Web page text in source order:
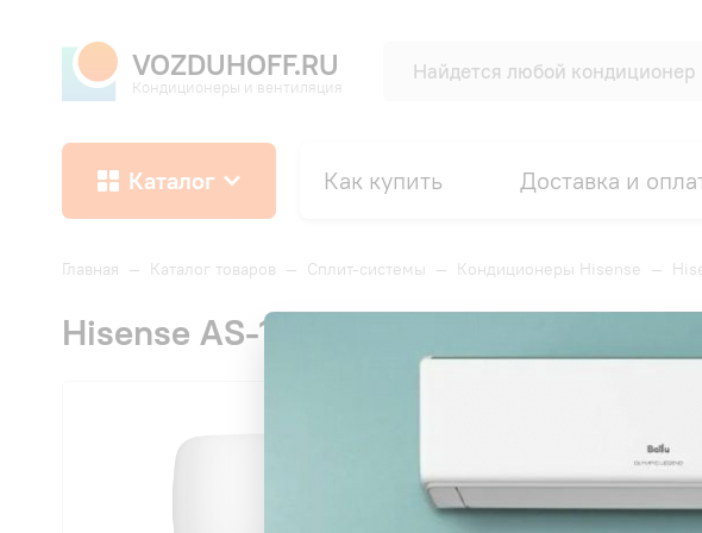
VOZDUHOFF.RU
Кондиционеры и вентиляция
Каталог Как купить Доставка и
Главная — Каталог товаров — Сплит-системы — Кондиционеры Hisense —
Hisense AS-10HW4SYDTG5 NEO